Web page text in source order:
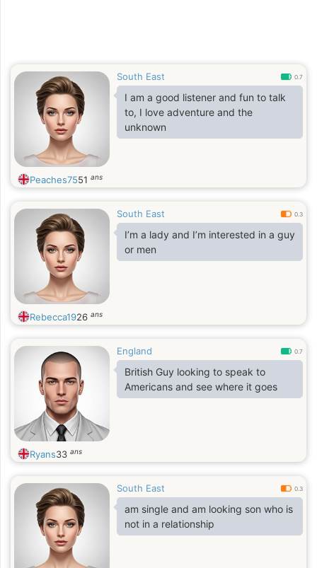
South East 0.7
I am a good listener and fun to talk
to, I love adventure and the
unknown
Peaches7551 ans
South East 0.3
I’m a lady and I’m interested in a guy
or men
Rebecca1926 ans
England 0.7
British Guy looking to speak to
Americans and see where it goes
Ryans33 ans
South East 0.3
am single and am looking son who is
not in a relationship